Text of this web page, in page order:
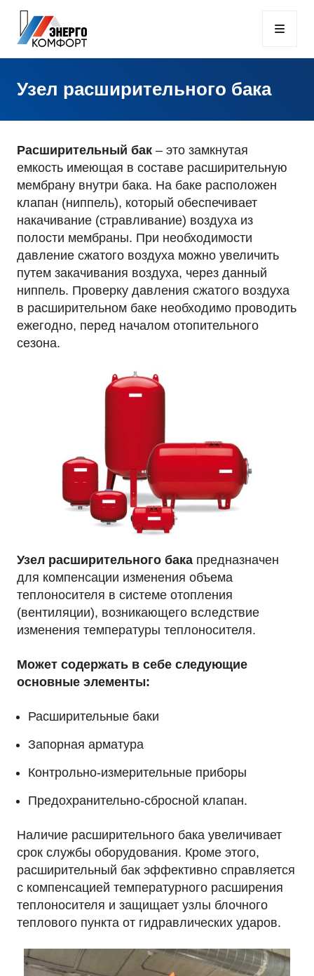
Узел расширительного бака
Расширительный бак – это замкнутая
емкость имеющая в составе расширительную
мембрану внутри бака. На баке расположен
клапан (ниппель), который обеспечивает
накачивание (стравливание) воздуха из
полости мембраны. При необходимости
давление сжатого воздуха можно увеличить
путем закачивания воздуха, через данный
ниппель. Проверку давления сжатого воздуха
в расширительном баке необходимо проводить
ежегодно, перед началом отопительного
сезона.
Узел расширительного бака предназначен
для компенсации изменения объема
теплоносителя в системе отопления
(вентиляции), возникающего вследствие
изменения температуры теплоносителя.
Может содержать в себе следующие
основные элементы:
Расширительные баки
Запорная арматура
Контрольно-измерительные приборы
Предохранительно-сбросной клапан.
Наличие расширительного бака увеличивает
срок службы оборудования. Кроме этого,
расширительный бак эффективно справляется
с компенсацией температурного расширения
теплоносителя и защищает узлы блочного
теплового пункта от гидравлических ударов.